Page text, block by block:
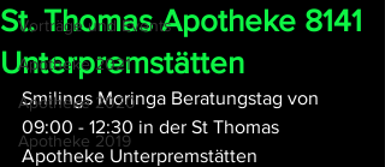
Vorträge und Events
Apotheke 2021
Apotheke 2020
Apotheke 2019
St. Thomas Apotheke 8141
Unterpremstätten
Smilings Moringa Beratungstag von
09:00 - 12:30 in der St Thomas
Apotheke Unterpremstätten